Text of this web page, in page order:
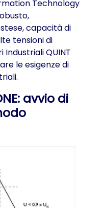
Technology
capacità di
tensioni di
QUINT
le esigenze di
avvio di